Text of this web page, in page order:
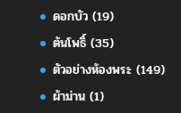
ดอกบัว(19)
ต้นโพธิ์(35)
ตัวอย่างห้องพระ(149)
ผ้าม่าน(1)